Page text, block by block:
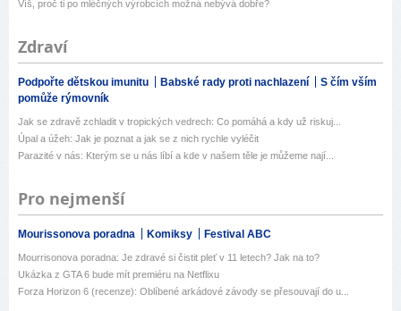
Víš, proč ti po mléčných výrobcích možná nebývá dobře?
Zdraví
Podpořte dětskou imunitu Babské rady proti nachlazení
S čím vším
pomůže rýmovník
Jak se zdravě zchladit v tropických vedrech: Co pomáhá a kdy už riskuj...
Úpal a úžeh: Jak je poznat a jak se z nich rychle vyléčit
Parazité v nás: Kterým se u nás líbí a kde v našem těle je můžeme nají...
Pro nejmenší
Mourissonova poradna Komiksy Festival ABC
Mourrisonova poradna: Je zdravé si čistit pleť v 11 letech? Jak na to?
Ukázka z GTA 6 bude mít premiéru na Netflixu
Forza Horizon 6 (recenze): Oblíbené arkádové závody se přesouvají do u...